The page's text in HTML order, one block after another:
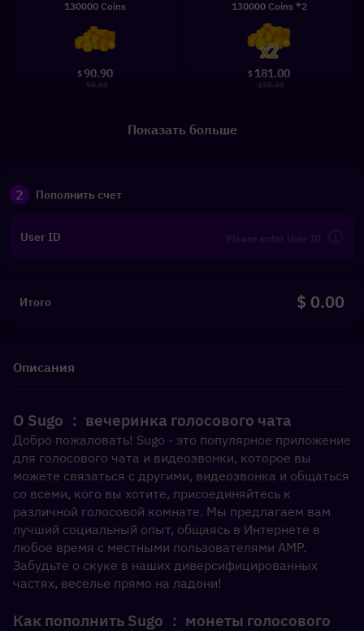
130000 Coins
$ 90.90
99.99
130000 Coins *2
$ 181.00
199.98
Показать больше
2 Пополнить счет
User ID
Итого $ 0.00
Описания
О Sugo ： вечеринка голосового чата
Добро пожаловать! Sugo - это популярное приложение
для голосового чата и видеозвонки, которое вы
можете связаться с другими, видеозвонка и общаться
со всеми, кого вы хотите, присоединяйтесь к
различной голосовой комнате. Мы предлагаем вам
лучший социальный опыт, общаясь в Интернете в
любое время с местными пользователями AMP.
Забудьте о скуке в наших диверсифицированных
частях, веселье прямо на ладони!
Как пополнить Sugo ： монеты голосового